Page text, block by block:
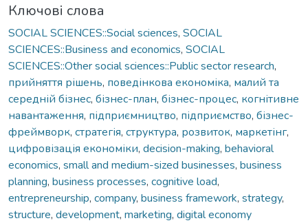
Ключові слова
SOCIAL SCIENCES::Social sciences, SOCIAL
SCIENCES::Business and economics, SOCIAL
SCIENCES::Other social sciences::Public sector research,
прийняття рішень, поведінкова економіка, малий та
середній бізнес, бізнес-план, бізнес-процес, когнітивне
навантаження, підприємництво, підприємство, бізнес-
фреймворк, стратегія, структура, розвиток, маркетінг,
цифровізація економіки, decision-making, behavioral
economics, small and medium-sized businesses, business
planning, business processes, cognitive load,
entrepreneurship, company, business framework, strategy,
structure, development, marketing, digital economy